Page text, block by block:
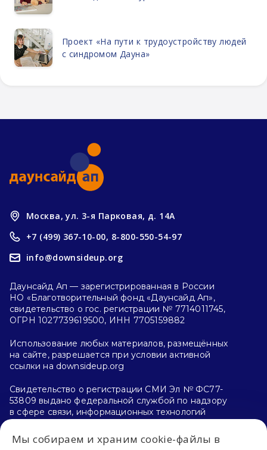
Проект «На пути к трудоустройству людей
с синдромом Дауна»
Москва, ул. 3-я Парковая, д. 14А
+7 (499) 367-10-00, 8-800-550-54-97
info@downsideup.org
Даунсайд Ап — зарегистрированная в России
НО «Благотворительный фонд «Даунсайд Ап»,
свидетельство о гос. регистрации № 7714011745,
ОГРН 1027739619500, ИНН 7705159882
Использование любых материалов, размещённых
на сайте, разрешается при условии активной
ссылки на downsideup.org
Свидетельство о регистрации СМИ Эл № ФС77-
53809 выдано федеральной службой по надзору
в сфере связи, информационных технологий
26.04.2013 г.
Мы собираем и храним cookie-файлы в